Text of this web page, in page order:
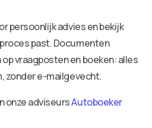
persoonlijk advies en bekijk
past. Documenten
vraagposten en boeken: alles
zonder e-mailgevecht.
onze adviseursAutoboeker